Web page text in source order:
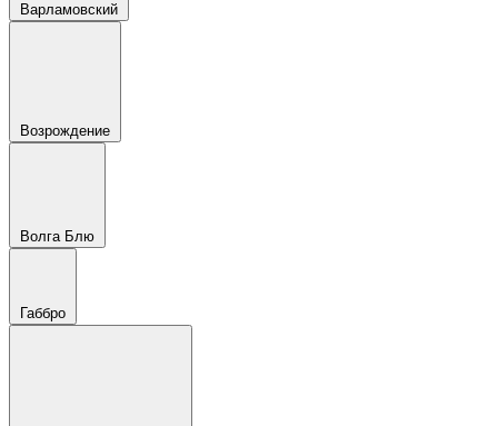
Варламовский
Возрождение
Волга Блю
Габбро